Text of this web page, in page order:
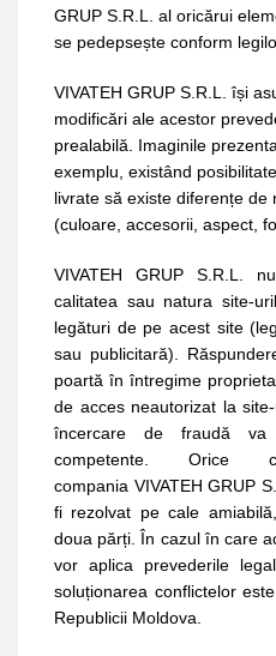
GRUP S.R.L.
al oricărui
se pedepsește conform
VIVATEH GRUP S.R.L.
își
modificări ale acestor
prealabilă. Imaginile
exemplu, existând
livrate să existe diferențe de
(culoare, accesorii, aspect,
VIVATEH GRUP S.R.L.
calitatea sau natura site-
legături de pe acest site
sau publicitară).
poartă în întregime
de acces neautorizat la
încercare de fraudă va
competente. Orice
compania VIVATEH GRUP
fi rezolvat pe cale
doua părți. În cazul în care
vor aplica prevederile
soluționarea conflictelor
Republicii Moldova.